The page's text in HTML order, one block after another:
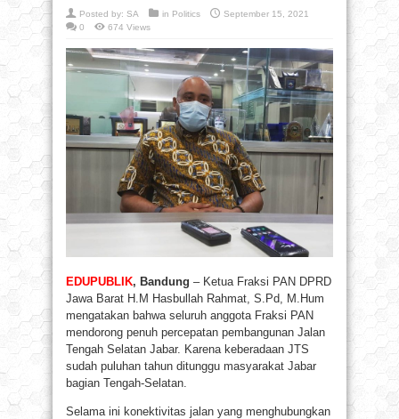
Posted by: SA in Politics
September 15, 2021
0
674 Views
EDUPUBLIK, Bandung – Ketua Fraksi PAN DPRD
Jawa Barat H.M Hasbullah Rahmat, S.Pd, M.Hum
mengatakan bahwa seluruh anggota Fraksi PAN
mendorong penuh percepatan pembangunan Jalan
Tengah Selatan Jabar. Karena keberadaan JTS
sudah puluhan tahun ditunggu masyarakat Jabar
bagian Tengah-Selatan.
Selama ini konektivitas jalan yang menghubungkan